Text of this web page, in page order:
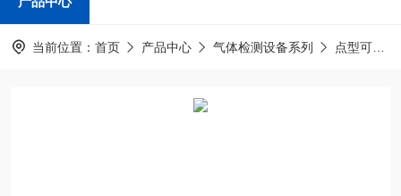
当前位置： 首页 产品中心 气体检测设备系列 点型可燃有毒气体探测器